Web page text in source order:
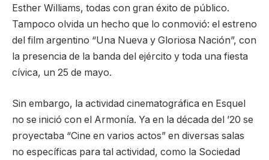
Esther Williams, todas con gran éxito de público.
Tampoco olvida un hecho que lo conmovió: el estreno
del film argentino “Una Nueva y Gloriosa Nación”, con
la presencia de la banda del ejército y toda una fiesta
cívica, un 25 de mayo.
Sin embargo, la actividad cinematográfica en Esquel
no se inició con el Armonía. Ya en la década del ’20 se
proyectaba “Cine en varios actos” en diversas salas
no específicas para tal actividad, como la Sociedad